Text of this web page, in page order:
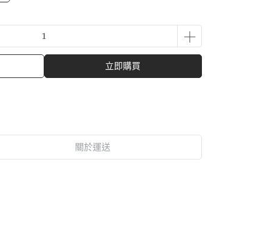
立即購買
關於運送